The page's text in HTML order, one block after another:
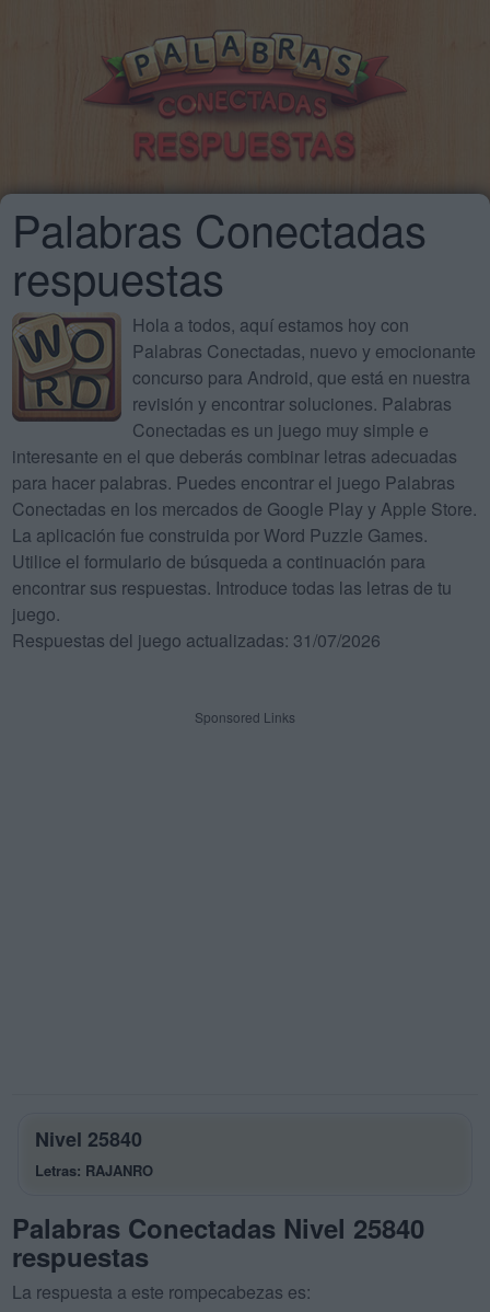
Palabras Conectadas
respuestas
Hola a todos, aquí estamos hoy con
Palabras Conectadas, nuevo y emocionante
concurso para Android, que está en nuestra
revisión y encontrar soluciones. Palabras
Conectadas es un juego muy simple e
interesante en el que deberás combinar letras adecuadas
para hacer palabras. Puedes encontrar el juego Palabras
Conectadas en los mercados de Google Play y Apple Store.
La aplicación fue construida por Word Puzzle Games.
Utilice el formulario de búsqueda a continuación para
encontrar sus respuestas. Introduce todas las letras de tu
juego.
Respuestas del juego actualizadas: 31/07/2026
Sponsored Links
Nivel 25840
Letras: RAJANRO
Palabras Conectadas Nivel 25840
respuestas
La respuesta a este rompecabezas es: